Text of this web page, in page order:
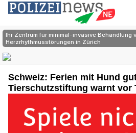
Schweiz: Ferien mit Hund
Tierschutzstiftung warnt vor